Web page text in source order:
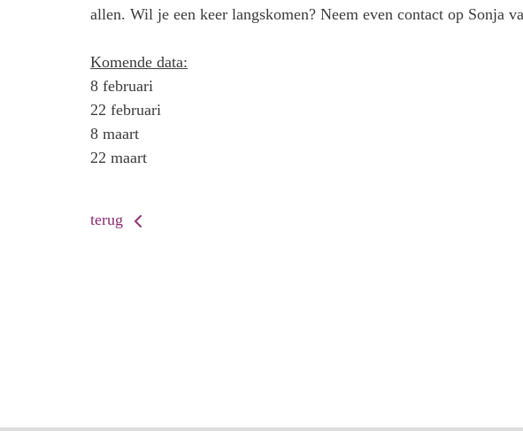
allen. Wil je een keer langskomen? Neem even contact op Sonja
Komende data:
8 februari
22 februari
8 maart
22 maart
terug